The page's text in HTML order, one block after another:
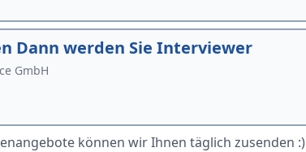
Dann werden Sie Interviewer
GmbH
können wir Ihnen täglich zusenden :)